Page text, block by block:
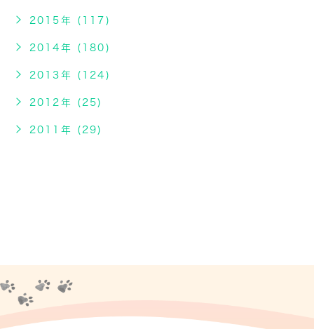
2015年 (117)
2014年 (180)
2013年 (124)
2012年 (25)
2011年 (29)